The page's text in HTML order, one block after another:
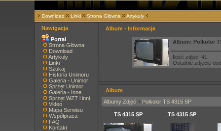
Download Linki Strona Główna Artykuły
Nawigacja
Portal
Strona Główna
Download
Artykuły
Linki
Szukaj
Historia Unimoru
Galeria - Unimor
Sprzęt Unimor
Galeria - Inne
Sprzęt WZT i inni
Video
Mapa Serwisu
Współpraca
FAQ
Kontakt
Album - Informacje
Album: Polkolor
Ilość zdjęć: 41
Ostatnie zdjęcie
Album
Albumy Zdjęć > Polkolor TS 4315 SP
TS 4315 SP TS 4315 SP